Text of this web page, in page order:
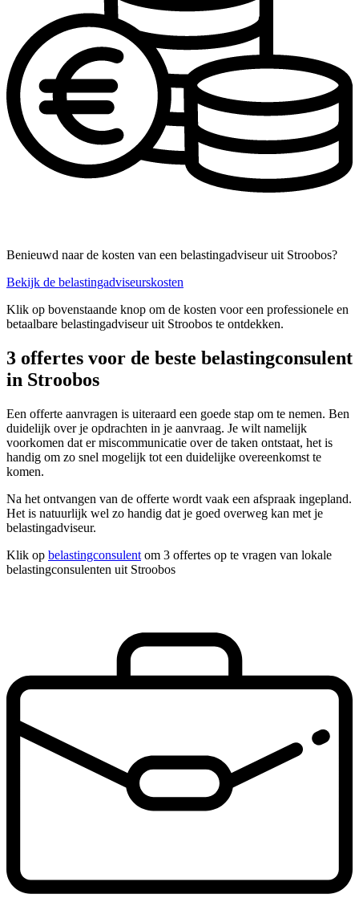
Benieuwd naar de kosten van een belastingadviseur uit Stroobos?
Bekijk de belastingadviseurskosten
Klik op bovenstaande knop om de kosten voor een professionele en
betaalbare belastingadviseur uit Stroobos te ontdekken.
3 offertes voor de beste belastingconsulent
in Stroobos
Een offerte aanvragen is uiteraard een goede stap om te nemen. Ben
duidelijk over je opdrachten in je aanvraag. Je wilt namelijk
voorkomen dat er miscommunicatie over de taken ontstaat, het is
handig om zo snel mogelijk tot een duidelijke overeenkomst te
komen.
Na het ontvangen van de offerte wordt vaak een afspraak ingepland.
Het is natuurlijk wel zo handig dat je goed overweg kan met je
belastingadviseur.
Klik op belastingconsulent om 3 offertes op te vragen van lokale
belastingconsulenten uit Stroobos